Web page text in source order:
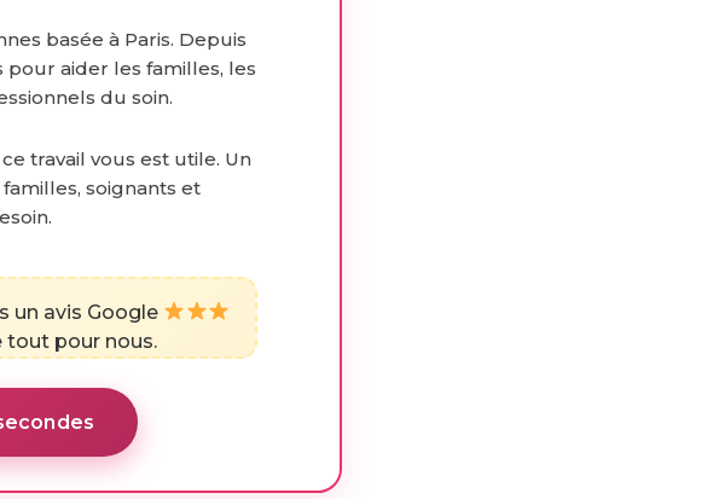
basée à Paris. Depuis
pour aider les familles, les
du soin.
travail vous est utile. Un
soignants et
un avis Google
tout pour nous.